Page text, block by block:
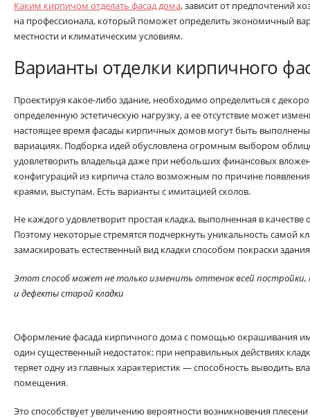
Каким кирпичом отделать фасад дома, зависит от предпочтений
на профессионала, который поможет определить экономичный
местности и климатическим условиям.
Варианты отделки кирпичного
Проектируя какое-либо здание, необходимо определиться с
определенную эстетическую нагрузку, а ее отсутствие может
настоящее время фасады кирпичных домов могут быть выполнены
вариациях. Подборка идей обусловлена огромным выбором
удовлетворить владельца даже при небольших финансовых
конфигураций из кирпича стало возможным по причине
краями, выступам. Есть варианты с имитацией сколов.
Не каждого удовлетворит простая кладка, выполненная в
Поэтому некоторые стремятся подчеркнуть уникальность самой
замаскировать естественный вид кладки способом покраски
Этот способ может не только изменить оттенок всей
и дефекты старой кладки
Оформление фасада кирпичного дома с помощью окрашивания
один существенный недостаток: при неправильных действиях
теряет одну из главных характеристик — способность выводить
помещения.
Это способствует увеличению вероятности возникновения плесени